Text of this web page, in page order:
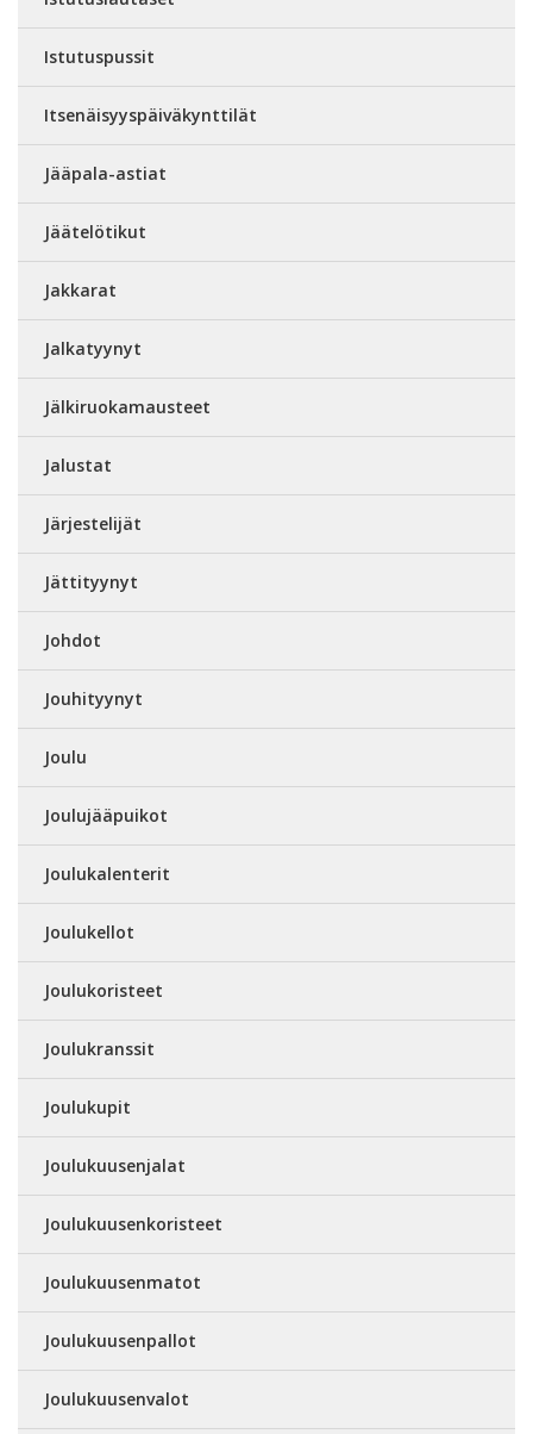
Istutuspussit
Itsenäisyyspäiväkynttilät
Jääpala-astiat
Jäätelötikut
Jakkarat
Jalkatyynyt
Jälkiruokamausteet
Jalustat
Järjestelijät
Jättityynyt
Johdot
Jouhityynyt
Joulu
Joulujääpuikot
Joulukalenterit
Joulukellot
Joulukoristeet
Joulukranssit
Joulukupit
Joulukuusenjalat
Joulukuusenkoristeet
Joulukuusenmatot
Joulukuusenpallot
Joulukuusenvalot